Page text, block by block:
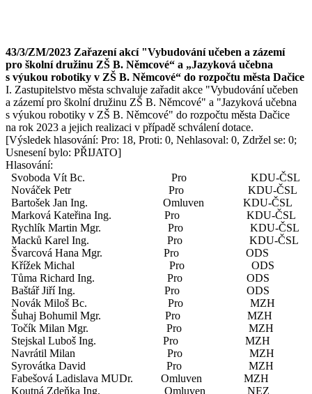
43/3/ZM/2023 Zařazení akcí "Vybudování učeben a zázemí
pro školní družinu ZŠ B. Němcové“ a „Jazyková učebna
s výukou robotiky v ZŠ B. Němcové“ do rozpočtu města Dačice
I. Zastupitelstvo města schvaluje zařadit akce "Vybudování učeben
a zázemí pro školní družinu ZŠ B. Němcové" a "Jazyková učebna
s výukou robotiky v ZŠ B. Němcové" do rozpočtu města Dačice
na rok 2023 a jejich realizaci v případě schválení dotace.
[Výsledek hlasování: Pro: 18, Proti: 0, Nehlasoval: 0, Zdržel se: 0;
Usnesení bylo: PŘIJATO]
Hlasování:
Svoboda Vít Bc. Pro KDU-ČSL
Nováček Petr Pro KDU-ČSL
Bartošek Jan Ing. Omluven KDU-ČSL
Marková Kateřina Ing. Pro KDU-ČSL
Rychlík Martin Mgr. Pro KDU-ČSL
Macků Karel Ing. Pro KDU-ČSL
Švarcová Hana Mgr. Pro ODS
Křížek Michal Pro ODS
Tůma Richard Ing. Pro ODS
Baštář Jiří Ing. Pro ODS
Novák Miloš Bc. Pro MZH
Šuhaj Bohumil Mgr. Pro MZH
Točík Milan Mgr. Pro MZH
Stejskal Luboš Ing. Pro MZH
Navrátil Milan Pro MZH
Syrovátka David Pro MZH
Fabešová Ladislava MUDr. Omluven MZH
Koutná Zdeňka Ing. Omluven NEZ